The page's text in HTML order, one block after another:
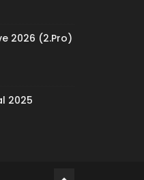
2026 (2.Pro)
2025